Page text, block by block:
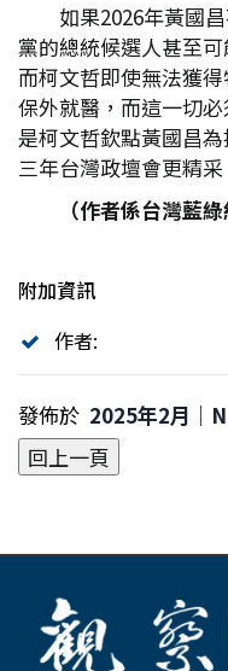
如果2026年黃國
黨的總統候選人甚至
而柯文哲即使無法獲
保外就醫，而這一切
是柯文哲欽點黃國昌
三年台灣政壇會更精
（作者係台灣藍
附加資訊
作者:
發佈於 2025年2月｜